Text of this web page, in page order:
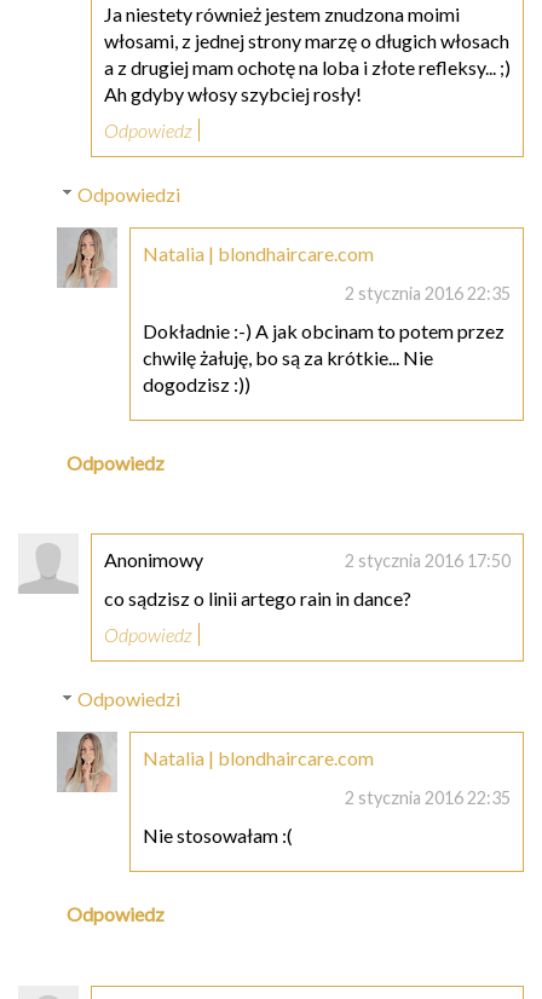
Ja niestety również jestem znudzona moimi
włosami, z jednej strony marzę o długich włosach
a z drugiej mam ochotę na loba i złote refleksy... ;)
Ah gdyby włosy szybciej rosły!
Odpowiedz
Odpowiedzi
Natalia | blondhaircare.com
2 stycznia 2016 22:35
Dokładnie :-) A jak obcinam to potem przez
chwilę żałuję, bo są za krótkie... Nie
dogodzisz :))
Odpowiedz
Anonimowy 2 stycznia 2016 17:50
co sądzisz o linii artego rain in dance?
Odpowiedz
Odpowiedzi
Natalia | blondhaircare.com
2 stycznia 2016 22:35
Nie stosowałam :(
Odpowiedz